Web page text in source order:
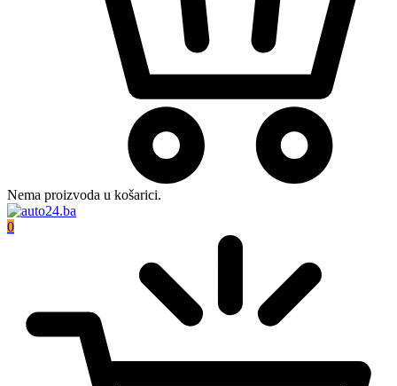
Nema proizvoda u košarici.
0